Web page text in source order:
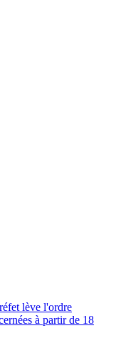
lève l'ordre
à partir de 18